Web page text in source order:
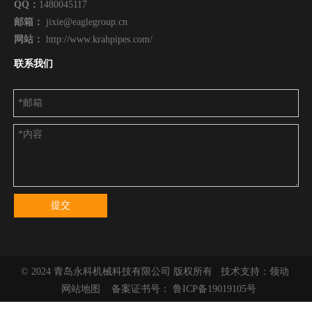
QQ： 1480045117
邮箱：
jixie@eaglegroup.cn
网站： http://www.krahpipes.com/
联系我们
提交
© 2024 青岛永科机械科技有限公司 版权所有 技术支持： 领动
网站地图
备案证书号： 鲁ICP备19019105号